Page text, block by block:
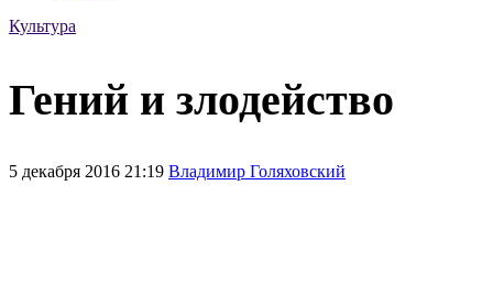
Культура
Гений и злодейство
5 декабря 2016 21:19 Владимир Голяховский